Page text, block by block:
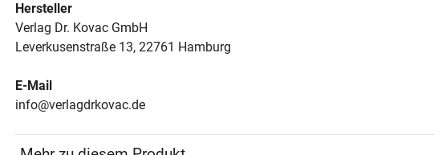
Hersteller
Verlag Dr. Kovac GmbH
Leverkusenstraße 13, 22761 Hamburg
E-Mail
info@verlagdrkovac.de